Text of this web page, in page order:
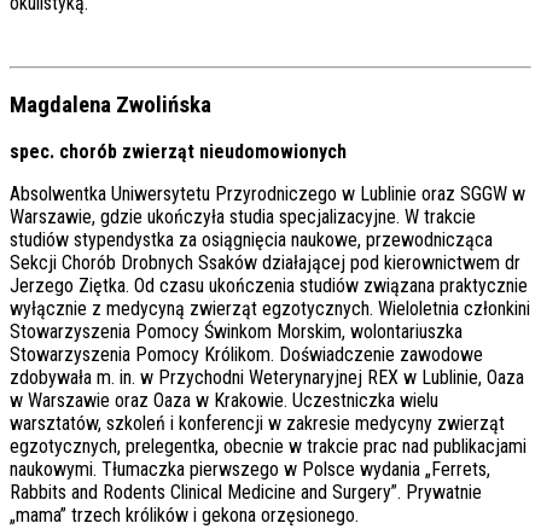
Magdalena Zwolińska
spec. chorób zwierząt nieudomowionych
Absolwentka Uniwersytetu Przyrodniczego w Lublinie oraz SGGW w
Warszawie, gdzie ukończyła studia specjalizacyjne. W trakcie
studiów stypendystka za osiągnięcia naukowe, przewodnicząca
Sekcji Chorób Drobnych Ssaków działającej pod kierownictwem dr
Jerzego Ziętka. Od czasu ukończenia studiów związana praktycznie
wyłącznie z medycyną zwierząt egzotycznych. Wieloletnia członkini
Stowarzyszenia Pomocy Świnkom Morskim, wolontariuszka
Stowarzyszenia Pomocy Królikom. Doświadczenie zawodowe
zdobywała m. in. w Przychodni Weterynaryjnej REX w Lublinie, Oaza
w Warszawie oraz Oaza w Krakowie. Uczestniczka wielu
warsztatów, szkoleń i konferencji w zakresie medycyny zwierząt
egzotycznych, prelegentka, obecnie w trakcie prac nad publikacjami
naukowymi. Tłumaczka pierwszego w Polsce wydania „Ferrets,
Rabbits and Rodents Clinical Medicine and Surgery”. Prywatnie
„mama” trzech królików i gekona orzęsionego.